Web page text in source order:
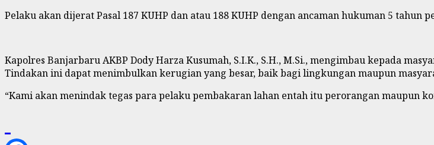
Pelaku akan dijerat Pasal 187 KUHP dan atau 188 KUHP dengan ancaman hukuman 5 tahun
Kapolres Banjarbaru AKBP Dody Harza Kusumah, S.I.K., S.H., M.Si., mengimbau kepada
Tindakan ini dapat menimbulkan kerugian yang besar, baik bagi lingkungan maupun
“Kami akan menindak tegas para pelaku pembakaran lahan entah itu perorangan maupun